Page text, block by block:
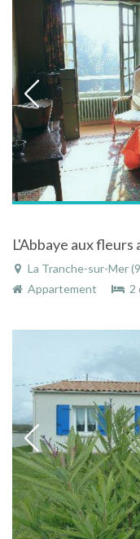
La Tranche-sur-Mer
Appartement
2